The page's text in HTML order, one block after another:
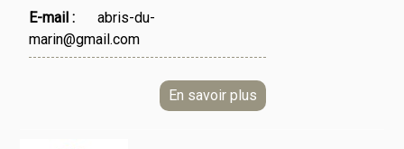
E-mail
abris-du-
marin@gmail.com